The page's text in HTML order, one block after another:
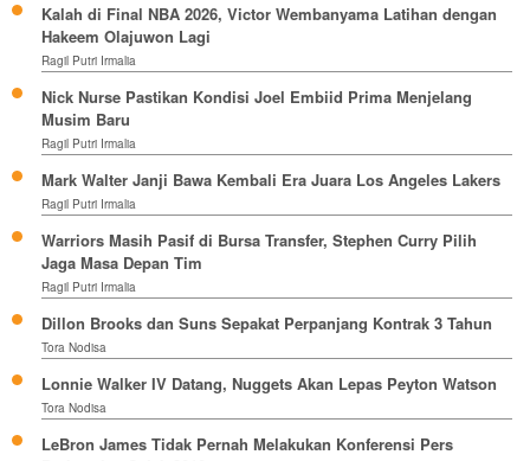
Kalah di Final NBA 2026, Victor Wembanyama Latihan dengan
Hakeem Olajuwon Lagi
Ragil Putri Irmalia
Nick Nurse Pastikan Kondisi Joel Embiid Prima Menjelang
Musim Baru
Ragil Putri Irmalia
Mark Walter Janji Bawa Kembali Era Juara Los Angeles Lakers
Ragil Putri Irmalia
Warriors Masih Pasif di Bursa Transfer, Stephen Curry Pilih
Jaga Masa Depan Tim
Ragil Putri Irmalia
Dillon Brooks dan Suns Sepakat Perpanjang Kontrak 3 Tahun
Tora Nodisa
Lonnie Walker IV Datang, Nuggets Akan Lepas Peyton Watson
Tora Nodisa
LeBron James Tidak Pernah Melakukan Konferensi Pers